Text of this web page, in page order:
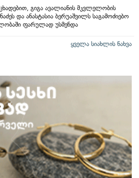
გიგა ავალიანის მკვლელობის
და ანასტასია ბერუაშვილს საგამოძიებო
ფარულად უსმენდა
ყველა სიახლის ნახვა